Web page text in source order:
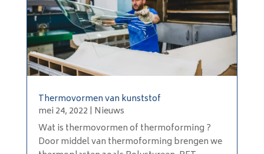
Thermovormen van kunststof
mei 24, 2022 | Nieuws
Wat is thermovormen of thermoforming ?
Door middel van thermoforming brengen we